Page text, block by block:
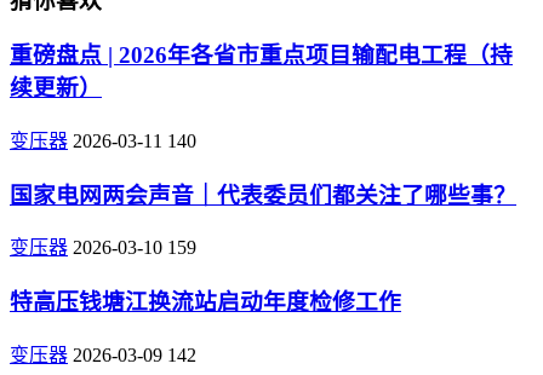
重磅盘点 | 2026年各省市重点项目输配电工程（持
续更新）
变压器 2026-03-11 140
国家电网两会声音｜代表委员们都关注了哪些事？
变压器 2026-03-10 159
特高压钱塘江换流站启动年度检修工作
变压器 2026-03-09 142